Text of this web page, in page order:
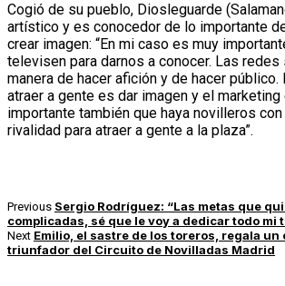
Cogió de su pueblo, Diosleguarde
artístico y es conocedor de lo importante
crear imagen: “En mi caso es muy
televisen para darnos a conocer. Las
manera de hacer afición y de hacer público.
atraer a gente es dar imagen y el
importante también que haya novilleros
rivalidad para atraer a gente a la plaza”.
Previous Sergio Rodríguez: “Las metas que
complicadas, sé que le voy a dedicar todo mi
Next Emilio, el sastre de los toreros, regala un
triunfador del Circuito de Novilladas Madrid